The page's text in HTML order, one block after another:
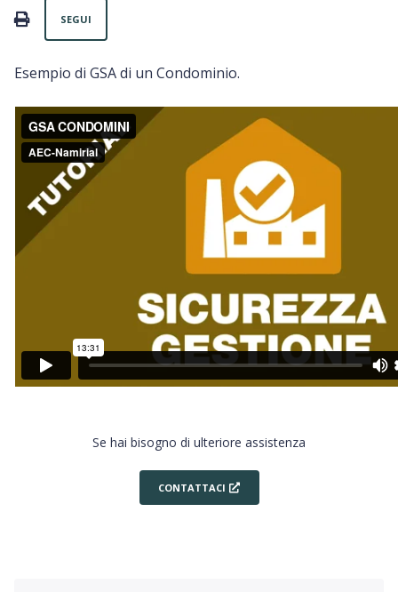
PRINT
SEGUI
Esempio di GSA di un Condominio.
Se hai bisogno di ulteriore assistenza
CONTATTACI